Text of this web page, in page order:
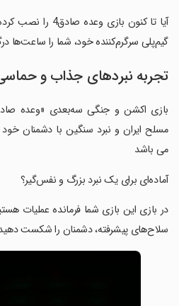
آیا تا کنون ‏‏‏بازی
گیم‌پلی سرگرم‌کننده خود، شما را ساعت‌ها
تجربه نبردهای جذاب و
مسلح ایران و نبرد سنگین با دشمنان
می باشد
‏‏‏آماده‌ای برای یک نبرد بزرگ و نفس‌گیر؟
‏‏‏در بازی این بازی شما فرمانده عملیات
سلاح‌های پیشرفته، دشمنان را شکست